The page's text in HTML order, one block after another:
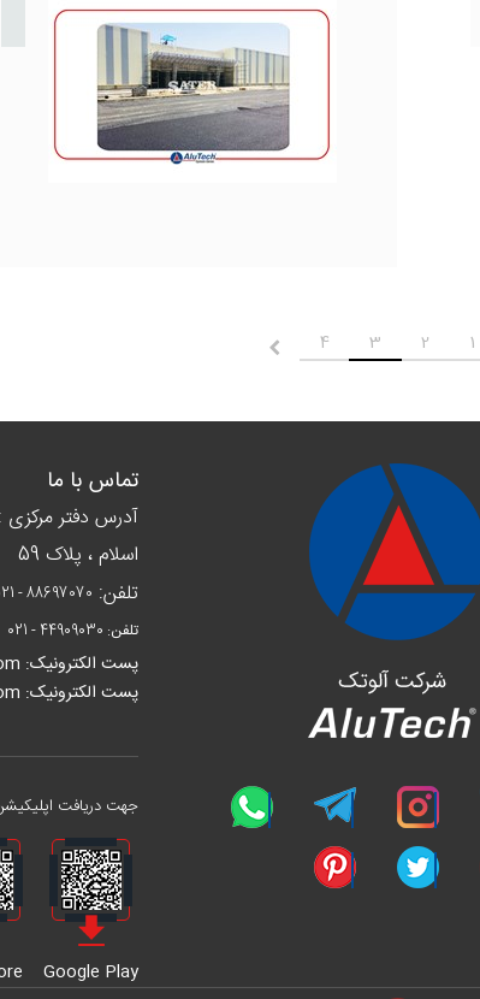
1
2
3
4
تماس با ما
آدرس دفتر مرکزی
اسلام ، پلاک 59
تلفن: - 88697070
تلفن: 021 - 44909030
پست الکترونیک: Info_alutechsistem@gmail.com
پست الکترونیک: Amirzibakerdar@gmail.com
جهت دریافت
Google Play